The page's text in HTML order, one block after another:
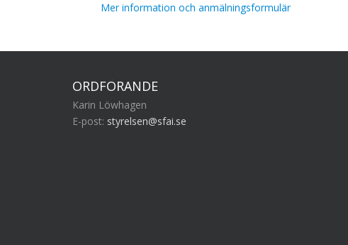
Mer information och anmälningsformulär
ORDFÖRANDE
Karin Löwhagen
E-post: styrelsen@sfai.se